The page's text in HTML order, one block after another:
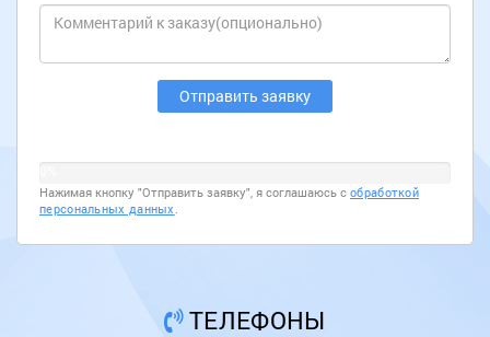
Нажимая кнопку "Отправить заявку", я соглашаюсь с обработкой
персональных данных .
ТЕЛЕФОНЫ